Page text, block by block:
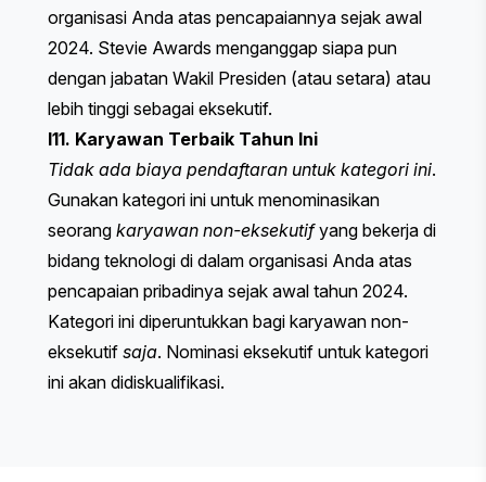
organisasi Anda atas pencapaiannya sejak awal
2024. Stevie Awards menganggap siapa pun
dengan jabatan Wakil Presiden (atau setara) atau
lebih tinggi sebagai eksekutif.
I11. Karyawan Terbaik Tahun Ini
Tidak ada biaya pendaftaran untuk kategori ini.
Gunakan kategori ini untuk menominasikan
seorang karyawan non-eksekutifyang bekerja di
bidang teknologi di dalam organisasi Anda atas
pencapaian pribadinya sejak awal tahun 2024.
Kategori ini diperuntukkan bagi karyawan non-
eksekutif saja. Nominasi eksekutif untuk kategori
ini akan didiskualifikasi.